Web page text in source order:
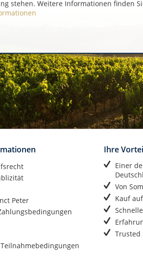
Peter
Ihre
Einer
Von
Kauf
Trusted
stehen. Weitere Informationen finden